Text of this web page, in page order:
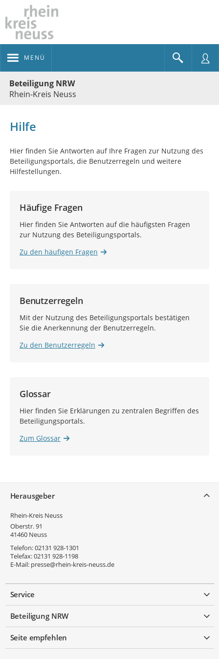
MENÜ
Beteiligung NRW
Rhein-Kreis Neuss
Hilfe
Hier finden Sie Antworten auf Ihre Fragen zur Nutzung des
Beteiligungsportals, die Benutzerregeln und weitere
Hilfestellungen.
Häufige Fragen
Hier finden Sie Antworten auf die häufigsten Fragen
zur Nutzung des Beteiligungsportals.
Zu den häufigen Fragen
Benutzerregeln
Mit der Nutzung des Beteiligungsportals bestätigen
Sie die Anerkennung der Benutzerregeln.
Zu den Benutzerregeln
Glossar
Hier finden Sie Erklärungen zu zentralen Begriffen des
Beteiligungsportals.
Zum Glossar
Herausgeber
Rhein-Kreis Neuss
Oberstr. 91
41460 Neuss
Telefon:02131 928-1301
Telefax:02131 928-1198
E-Mail: presse@rhein-kreis-neuss.de
Service
Beteiligung NRW
Seite empfehlen